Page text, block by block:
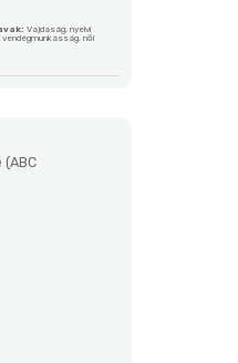
Vajdaság, nyelvi
női